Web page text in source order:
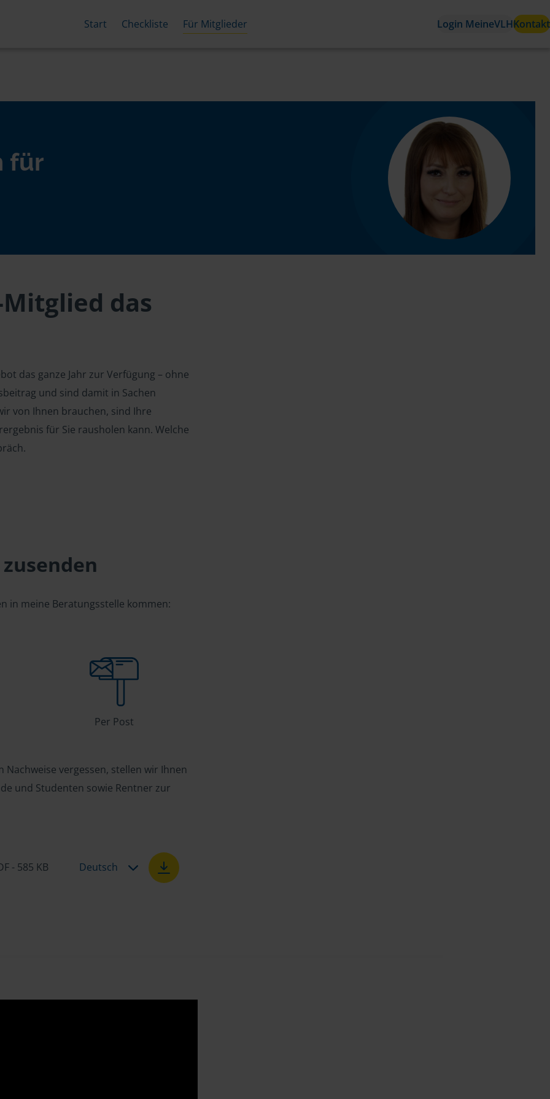
Start Checkliste Für Mitglieder Login MeineVLHKontakt
für
das
das ganze Jahr zur Verfügung – ohne
und sind damit in Sachen
von Ihnen brauchen, sind Ihre
für Sie rausholen kann. Welche
in meine Beratungsstelle kommen:
Per Post
vergessen, stellen wir Ihnen
und Studenten sowie Rentner zur
- 585 KB Deutsch